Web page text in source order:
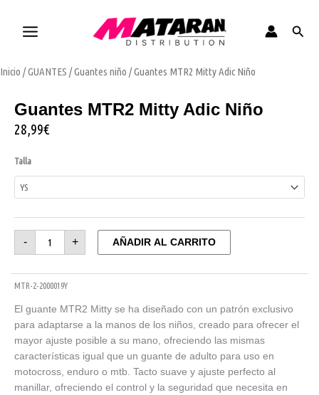
contenido
Inicio /GUANTES /Guantes niño / Guantes MTR2 Mitty Adic Niño
Guantes MTR2 Mitty Adic Niño
28,99€
Talla
-
Guantes
MTR2
Niño
cantidad
+ AÑADIR AL CARRITO
MTR-2-2000019Y
El guante MTR2 Mitty se ha diseñado con un patrón exclusivo
para adaptarse a la manos de los niños, creado para ofrecer el
mayor ajuste posible a su mano, ofreciendo las mismas
características igual que un guante de adulto para uso en
motocross, enduro o mtb. Tacto suave y ajuste perfecto al
manillar, ofreciendo el control y la seguridad que necesita en